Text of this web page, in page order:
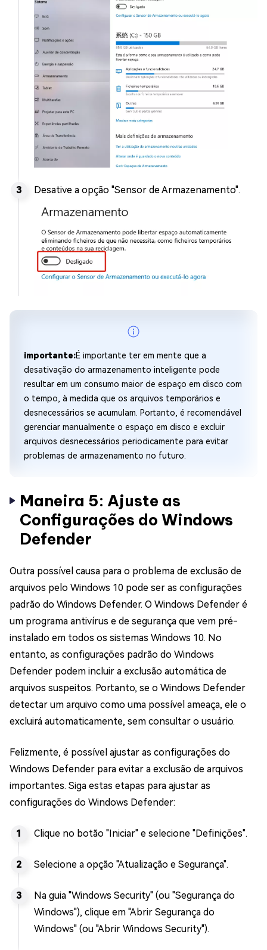
Desative a opção "Sensor de Armazenamento".
importante:É importante ter em mente que a
desativação do armazenamento inteligente pode
resultar em um consumo maior de espaço em disco com
o tempo, à medida que os arquivos temporários e
desnecessários se acumulam. Portanto, é recomendável
gerenciar manualmente o espaço em disco e excluir
arquivos desnecessários periodicamente para evitar
problemas de armazenamento no futuro.
Maneira 5: Ajuste as
Configurações do Windows
Defender
Outra possível causa para o problema de exclusão de
arquivos pelo Windows 10 pode ser as configurações
padrão do Windows Defender. O Windows Defender é
um programa antivírus e de segurança que vem pré-
instalado em todos os sistemas Windows 10. No
entanto, as configurações padrão do Windows
Defender podem incluir a exclusão automática de
arquivos suspeitos. Portanto, se o Windows Defender
detectar um arquivo como uma possível ameaça, ele o
excluirá automaticamente, sem consultar o usuário.
Felizmente, é possível ajustar as configurações do
Windows Defender para evitar a exclusão de arquivos
importantes. Siga estas etapas para ajustar as
configurações do Windows Defender:
Clique no botão "Iniciar" e selecione "Definições".
Selecione a opção "Atualização e Segurança".
Na guia "Windows Security" (ou "Segurança do
Windows"), clique em "Abrir Segurança do
Windows" (ou "Abrir Windows Security").